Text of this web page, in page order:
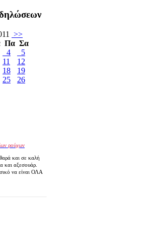
>>
Πα Σα
4
5
11
12
18
19
25
26
ρούχων
και σε καλή
και αξεσουάρ.
να είναι ΟΛΑ